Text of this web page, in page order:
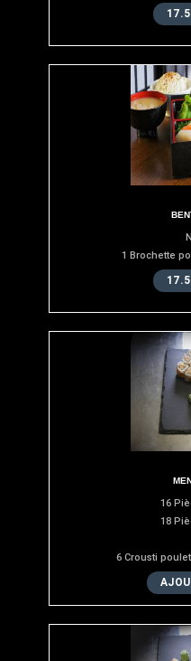
1 Brochette
16
18
6 Crousti